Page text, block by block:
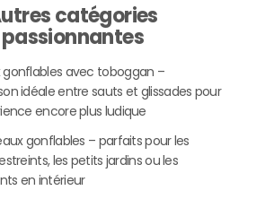
catégories
passionnantes
avec toboggan –
idéale entre sauts et glissades pour
encore plus ludique
gonflables – parfaits pour les
les petits jardins ou les
en intérieur